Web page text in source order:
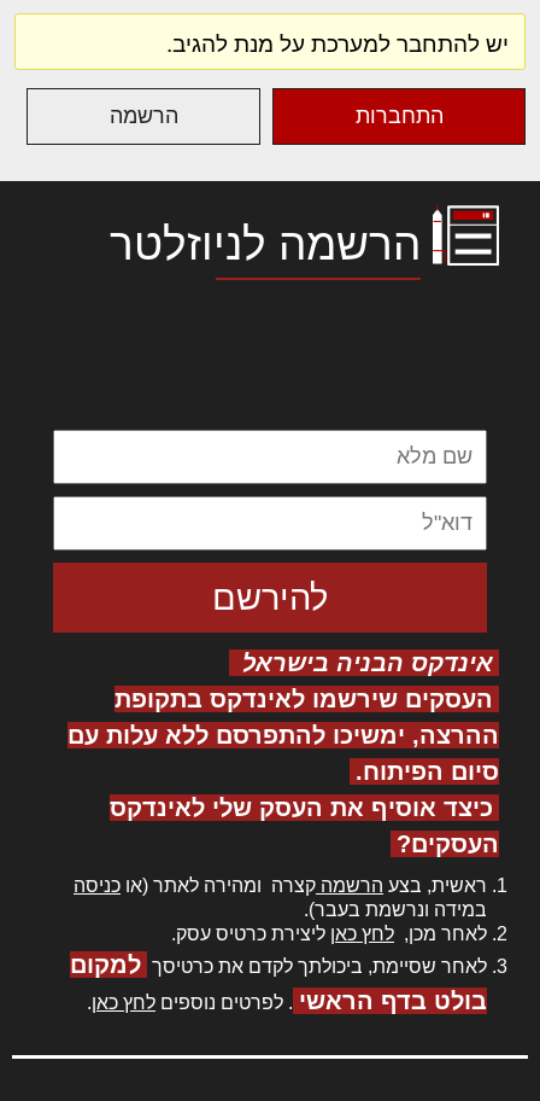
יש להתחבר למערכת על מנת להגיב.
התחברות הרשמה
הרשמה לניוזלטר
אינדקס הבניה בישראל
העסקים שירשמו לאינדקס בתקופת
ההרצה, ימשיכו להתפרסם ללא עלות עם
סיום הפיתוח.
כיצד אוסיף את העסק שלי לאינדקס
העסקים?
ראשית, בצע הרשמה קצרה ומהירה לאתר (או כניסה
במידה ונרשמת בעבר).
לאחר מכן, לחץ כאן ליצירת כרטיס עסק.
לאחר שסיימת, ביכולתך לקדם את כרטיסך למקום
בולט בדף הראשי . לפרטים נוספים לחץ כאן.